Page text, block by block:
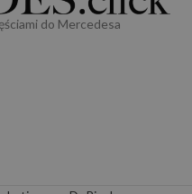
do Mercedesa